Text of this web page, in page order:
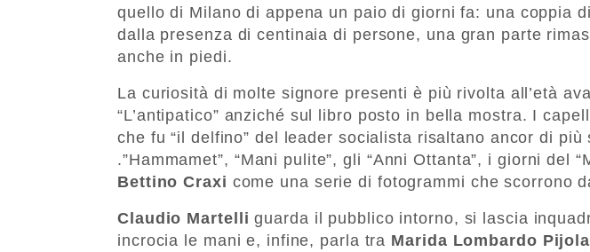
quello di Milano di appena un paio di giorni fa: una coppia
dalla presenza di centinaia di persone, una gran parte
anche in piedi.
La curiosità di molte signore presenti è più rivolta all’età
“L’antipatico” anziché sul libro posto in bella mostra. I
che fu “il delfino” del leader socialista risaltano ancor di più
.”Hammamet”, “Mani pulite”, gli “Anni Ottanta”, i giorni del
Bettino Craxi come una serie di fotogrammi che scorrono
Claudio Martelli guarda il pubblico intorno, si lascia
incrocia le mani e, infine, parla tra Marida Lombardo Pijola